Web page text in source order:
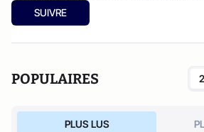
SUIVRE
POPULAIRES
PLUS LUS